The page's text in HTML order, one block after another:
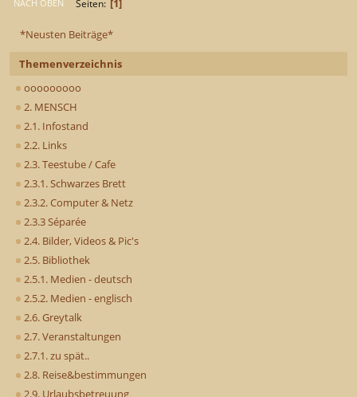
*Neusten Beiträge*
Themenverzeichnis
ooooooooo
2. MENSCH
2.1. Infostand
2.2. Links
2.3. Teestube / Cafe
2.3.1. Schwarzes Brett
2.3.2. Computer & Netz
2.3.3 Séparée
2.4. Bilder, Videos & Pic's
2.5. Bibliothek
2.5.1. Medien - deutsch
2.5.2. Medien - englisch
2.6. Greytalk
2.7. Veranstaltungen
2.7.1. zu spät..
2.8. Reise&bestimmungen
2.9. Urlaubsbetreuung
NACH OBEN Seiten 1